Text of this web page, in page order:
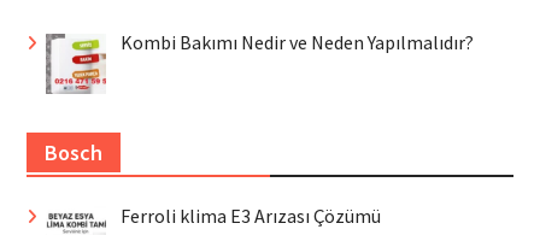
Kombi Bakımı Nedir ve Neden Yapılmalıdır?
Bosch
Ferroli klima E3 Arızası Çözümü